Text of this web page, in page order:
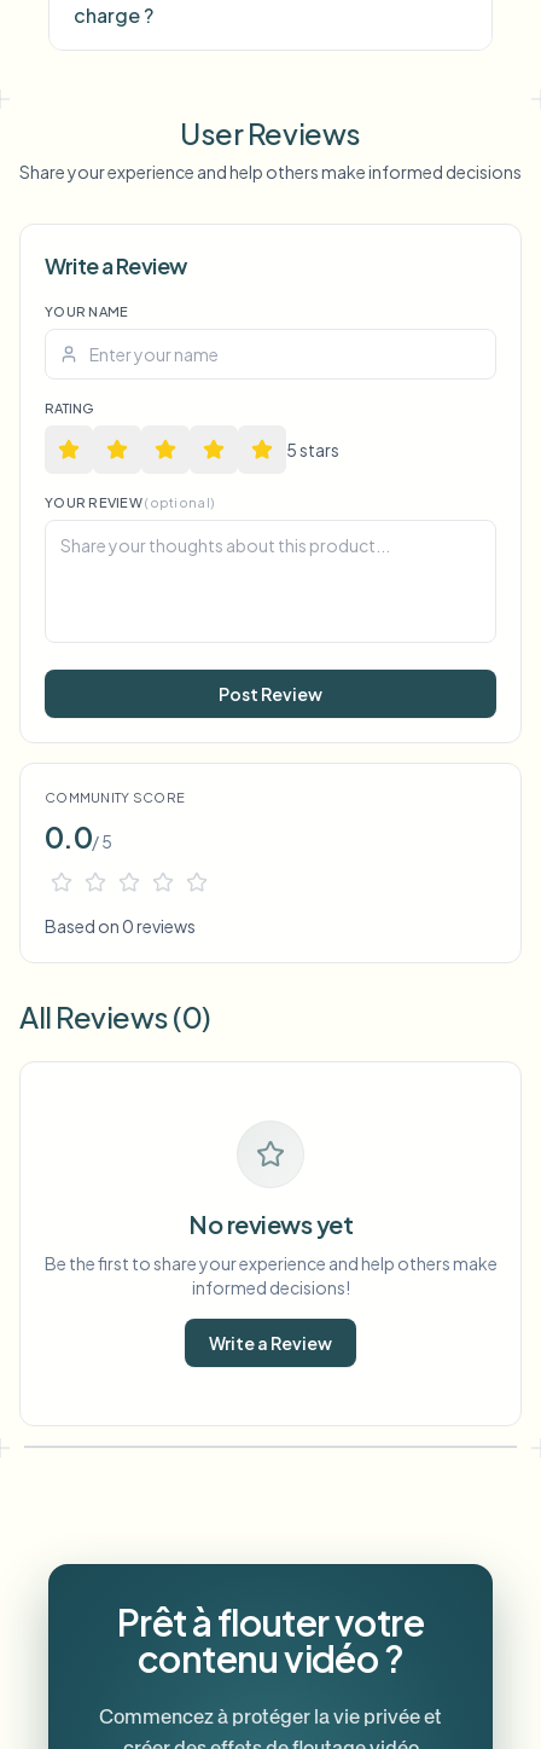
charge ?
Voice Anon
User Reviews
Share your experience and help others make informed decisions
Write a Review
YOUR NAME
RATING
5stars
YOUR REVIEW(optional)
Post Review
COMMUNITY SCORE
0.0/ 5
Based on 0 reviews
All Reviews (0)
No reviews yet
Be the first to share your experience and help others make
informed decisions!
Write a Review
Prêt à flouter votre
contenu vidéo ?
Commencez à protéger la vie privée et